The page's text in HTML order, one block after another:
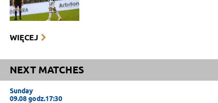
WIĘCEJ
NEXT MATCHES
Sunday
09.08 godz.17:30